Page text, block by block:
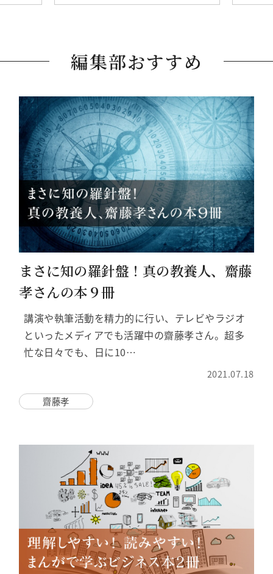
編集部おすすめ
まさに知の羅針盤！真の教養人、齋藤
孝さんの本９冊
講演や執筆活動を精力的に行い、テレビやラジオ
といったメディアでも活躍中の齋藤孝さん。超多
忙な日々でも、日に10…
2021.07.18
齋藤孝